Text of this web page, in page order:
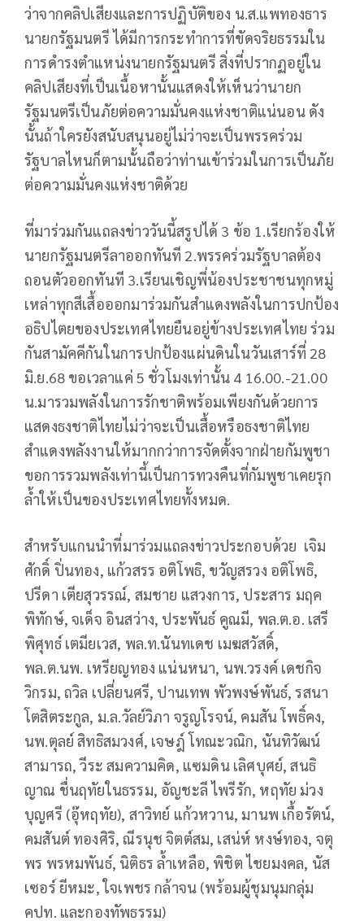
ว่าจากคลิปเสียงและการปฏิบัติของ น.ส.แพทองธาร
นายกรัฐมนตรี ได้มีการกระทำการที่ขัดจริยธรรมใน
การดำรงตำแหน่งนายกรัฐมนตรี สิ่งที่ปรากฏอยู่ใน
คลิปเสียงที่เป็นเนื้อหานั้นแสดงให้เห็นว่านายก
รัฐมนตรีเป็นภัยต่อความมั่นคงแห่งชาติแน่นอน ดัง
นั้นถ้าใครยังสนับสนุนอยู่ไม่ว่าจะเป็นพรรคร่วม
รัฐบาลไหนก็ตามนั้นถือว่าท่านเข้าร่วมในการเป็นภัย
ต่อความมั่นคงแห่งชาติด้วย
ที่มาร่วมกันแถลงข่าววันนี้สรูปได้ 3 ข้อ 1.เรียกร้องให้
นายกรัฐมนตรีลาออกทันที 2.พรรคร่วมรัฐบาลต้อง
ถอนตัวออกทันที 3.เรียนเชิญพี่น้องประชาชนทุกหมู่
เหล่าทุกสีเสื้อออกมาร่วมกันสำแดงพลังในการปกป้อง
อธิปไตยของประเทศไทยยืนอยู่ข้างประเทศไทย ร่วม
กันสามัคคีกันในการปกป้องแผ่นดินในวันเสาร์ที่ 28
มิ.ย.68 ขอเวลาแค่ 5 ชั่วโมงเท่านั้น 4 16.00.-21.00
น.มารวมพลังในการรักชาติพร้อมเพียงกันด้วยการ
แสดงธงชาติไทยไม่ว่าจะเป็นเสื้อหรือธงชาติไทย
สำแดงพลังงานให้มากกว่าการจัดตั้งจากฝ่ายกัมพูชา
ขอการรวมพลังเท่านี้เป็นการทวงคืนที่กัมพูชาเคยรุก
ล้ำให้เป็นของประเทศไทยทั้งหมด.
สำหรับแกนนำที่มาร่วมแถลงข่าวประกอบด้วย เจิม
ศักดิ์ ปิ่นทอง, แก้วสรร อติโพธิ, ขวัญสรวง อติโพธิ,
ปรีดา เตียสุวรรณ์, สมชาย แสวงการ, ประสาร มฤค
พิทักษ์, จเด็จ อินสว่าง, ประพันธ์ คูณมี, พล.ต.อ. เสรี
พิศุทธ์ เตมียเวส, พล.ท.นันทเดช เมฆสวัสดิ์,
พล.ต.นพ. เหรียญทอง แน่นหนา, นพ.วรงค์ เดชกิจ
วิกรม, ถวิล เปลี่ยนศรี, ปานเทพ พัวพงษ์พันธ์, รสนา
โตสิตระกูล, ม.ล.วัลย์วิภา จรูญโรจน์, คมสัน โพธิ์คง,
นพ.ตุลย์ สิทธิสมวงศ์, เจษฎ์ โทณะวณิก, นันทิวัฒน์
สามารถ, วีระ สมความคิด, แซมดิน เลิศบุศย์, สนธิ
ญาณ ชื่นฤทัยในธรรม, อัญชะลี ไพรีรัก, หฤทัย ม่วง
บุญศรี (อุ๊หฤทัย), สาวิทย์ แก้วหวาน, มานพ เกื้อรัตน์,
คมสันต์ ทองศิริ, ณีรนุช จิตต์สม, เสน่ห์ หงษ์ทอง, จตุ
พร พรหมพันธ์, นิติธร ล้ำเหลือ, พิชิต ไชยมงคล, นัส
เซอร์ ยีหมะ, ใจเพชร กล้าจน (พร้อมผู้ชุมนุมกลุ่ม
คปท. และกองทัพธรรม)